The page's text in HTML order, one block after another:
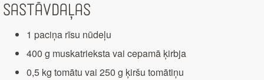
Sastāvdaļas
1 paciņa rīsu nūdeļu
400 g muskatrieksta vai cepamā ķirbja
0,5 kg tomātu vai 250 g ķiršu tomātiņu